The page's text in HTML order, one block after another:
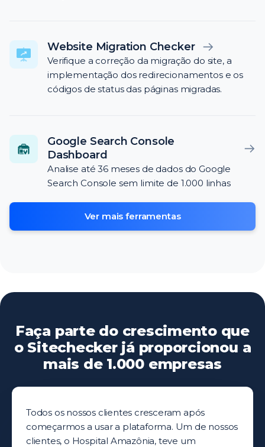
Website Migration Checker
Verifique a correção da migração do site, a
implementação dos redirecionamentos e os
códigos de status das páginas migradas.
Google Search Console
Dashboard
Analise até 36 meses de dados do Google
Search Console sem limite de 1.000 linhas
Ver mais ferramentas
Faça parte do crescimento que
o Sitechecker já proporcionou a
mais de 1.000 empresas
Todos os nossos clientes cresceram após
começarmos a usar a plataforma. Um de nossos
clientes, o Hospital Amazônia, teve um